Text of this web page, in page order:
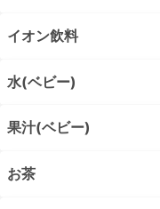
イオン飲料
水(ベビー)
果汁(ベビー)
お茶